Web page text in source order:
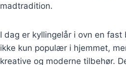
madtradition.
I dag er kyllingelår i ovn en
ikke kun populær i hjemmet,
kreative og moderne tilbehør.